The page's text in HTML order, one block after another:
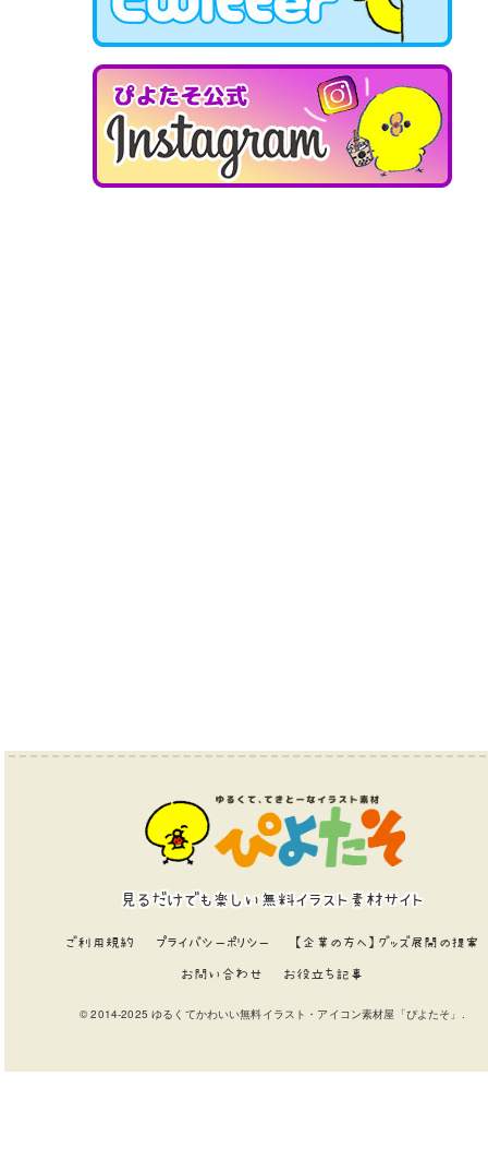
見るだけでも楽しい無料イラスト素材サイト
ご利用規約 プライバシーポリシー 【企業の方へ】グッズ展開の提案
お問い合わせ お役立ち記事
© 2014-2025 ゆるくてかわいい無料イラスト・アイコン素材屋「ぴよたそ」.